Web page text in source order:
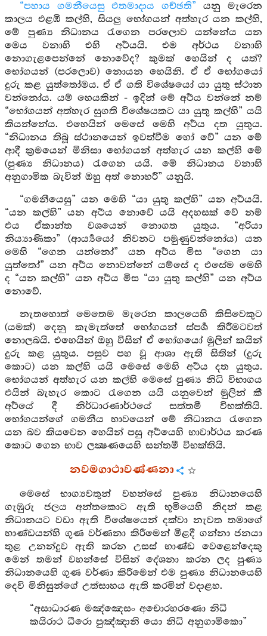
“පහාය ගමනීයෙසු එතමාදාය ගච්ඡති” යනු මැරෙන
කාලය එළඹි කල්හි, සියලු භෝගයන් අත්හැර යන කල්හි,
මේ පුණ්‍ය නිධානය රැගෙන පරලොව යන්නේය යන
මෙය වනාහි එහි අර්‍ථයයි. එම අර්ථය වනාහි
නොගැළපෙන්නේ නොවේද? කුමක් හෙයින් ද යත්?
භෝගයන් (පරලොව) නොයන හෙයිනි. ඒ ඒ භෝගයෝ
දුරු කළ යුත්තෝමය. ඒ ඒ ගති විශේෂයෝ යා යුතු ස්ථාන
වන්නෝය. යම් හෙයකින් - ඉදින් මේ අර්‍ථය වන්නේ නම්
“භෝගයන් අත්හැර සුගති විශේෂයකට යා යුතු කල්හි” යයි
කියන්නේය. එහෙයින් මෙසේ මෙහි අර්‍ථය දත යුතුය.
“නිධානය තිබූ ස්ථානයෙන් ඉවත්වීම හෝ වේ” යන මේ
ආදී ක්‍රමයෙන් මිනිසා භෝගයන් අත්හැර යන කල්හි මේ
(පුණ්‍ය නිධානය) රැගෙන යයි. මේ නිධානය වනාහි
අනුගාමික බැවින් ඔහු අත් නොහරී” යනුයි.
“ගමනීයෙසු” යන මෙහි “යා යුතු කල්හි” යන අර්‍ථයයි.
“යන කල්හි” යන අර්‍ථය නොවේ යයි අදහසක් වේ නම්
එය ඒකාන්ත වශයෙන් නොගත යුතුය. “අරියා
නිය්‍යාණිකා” (ආර්‍ය්‍යයෝ නිවනට පමුණුවන්නෝය) යන
මෙහි “ගෙන යන්නෝ” යන අර්‍ථය මිස “ගෙන යා
යුත්තෝ” යන අර්‍ථය නොවන්නේ යම්සේ ද එසේම මෙහි
ද “යන කල්හි” යන අර්‍ථය මිස “යා යුතු කල්හි” යන අර්‍ථය
නොවේ.
නැතහොත් මෙතෙම මැරෙන කාලයෙහි කිසිවෙකුට
(යමක්) දෙනු කැමැත්තේ භෝගයන් ස්පර්‍ශ කිරීමටවත්
නොලබයි. එහෙයින් ඔහු විසින් ඒ භෝගයෝ මුලින් කයින්
දුරු කළ යුතුය. පසුව පහ වූ ආශා ඇති සිතින් (දුරු
කොට) යන කල්හි යයි මෙසේ මෙහි අර්‍ථය දත යුතුය.
භෝගයන් අත්හැර යන කල්හි මෙසේ පුණ්‍ය නිධි විභාගය
එයින් බැහැර කොට රැගෙන යයි යනුවෙන් මුලින් කී
අර්‍ථයේ දී නිර්ධාරණාර්ථයේ සත්තමී විභක්තියි.
භෝගයන්ගේ ගමනීය භාවයෙන් මේ නිධානය රැගෙන
යන බව කියවෙන හෙයින් පසු අර්‍ථයෙහි භාවාර්ථය කරණ
කොට ගෙන භාව ලක්‍ෂණයෙහි සන්තමී විභක්තියි.
නවමගාථාවණ්ණනා
මෙසේ භාග්‍යවතුන් වහන්සේ පුණ්‍ය නිධානයෙහි
ගැඹුරු ජලය අන්තකොට ඇති භූමියෙහි නිදන් කළ
නිධානයට වඩා ඇති විශේෂයෙන් දක්වා නැවත තමාගේ
භාණ්ඩයන්හි ගුණ වර්ණනා කිරීමෙන් මිළදී ගන්නා ජනයා
තුළ උනන්දුව ඇති කරන උසස් භාණ්ඩ වෙළෙන්දෙකු
මෙන් තමන් වහන්සේ විසින් දේශනා කරන ලද පුණ්‍ය
නිධානයෙහි ගුණ වර්ණා කිරීමෙන් එම පුණ්‍ය නිධානයෙහි
දෙවි මිනිසුන්ගේ උත්සාහය ඇති කරමින් වදාළහ.
“අසාධාරණ මඤ්ඤෙසං අචොරහරණො නිධි
කයිරාථ ධීරො පුඤ්ඤානි යො නිධි අනුගාමිකො”